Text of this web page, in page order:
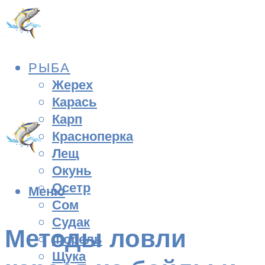
РЫБА
Жерех
Карась
Карп
Красноперка
Лещ
Окунь
Осетр
Сом
Судак
Форель
Щука
Меню
Методы ловли